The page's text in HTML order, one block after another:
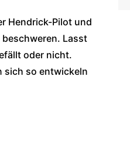
Hendrick-Pilot und
beschweren. Lasst
oder nicht.
sich so entwickeln